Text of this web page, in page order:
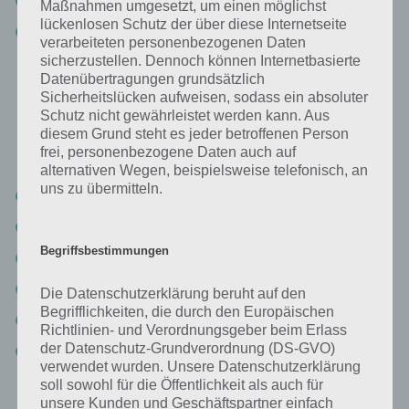
2% Mikrofon
Bild: Klappe bei einem Film
Eine Klappe signalisiert bei Filmen immer den Startschuss für eine
Szene hilft später beim Schneiden. Hier die Antworten:
37% Film
14% Kamera
9% Filmdreh
9% Regie
5% Regisseur
Maßnahmen umgesetzt, um einen möglichst
lückenlosen Schutz der über diese Internetseite
verarbeiteten personenbezogenen Daten
sicherzustellen. Dennoch können Internetbasierte
Datenübertragungen grundsätzlich
Sicherheitslücken aufweisen, sodass ein absoluter
Schutz nicht gewährleistet werden kann. Aus
diesem Grund steht es jeder betroffenen Person
frei, personenbezogene Daten auch auf
alternativen Wegen, beispielsweise telefonisch, an
uns zu übermitteln.
Begriffsbestimmungen
Die Datenschutzerklärung beruht auf den
Begrifflichkeiten, die durch den Europäischen
Richtlinien- und Verordnungsgeber beim Erlass
der Datenschutz-Grundverordnung (DS-GVO)
verwendet wurden. Unsere Datenschutzerklärung
soll sowohl für die Öffentlichkeit als auch für
unsere Kunden und Geschäftspartner einfach